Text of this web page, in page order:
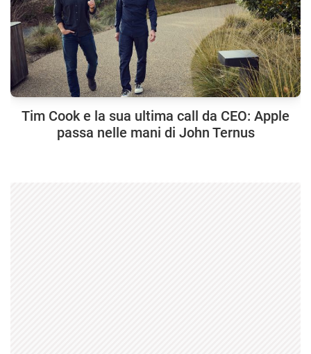
Tim Cook e la sua ultima call da CEO: Apple
passa nelle mani di John Ternus